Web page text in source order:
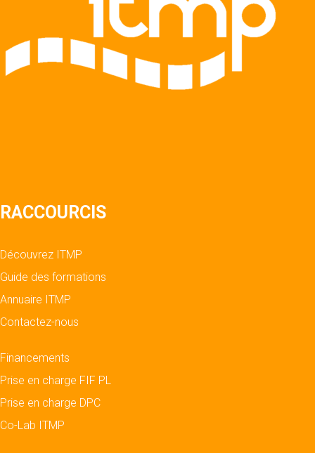
RACCOURCIS
Découvrez ITMP
Guide des formations
Annuaire ITMP
Contactez-nous
Financements
Prise en charge FIF PL
Prise en charge DPC
Co-Lab ITMP